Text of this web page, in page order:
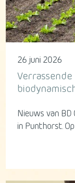
26 juni 2026
Nieuws van
in Punthorst.